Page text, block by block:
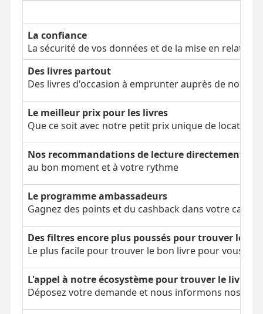
La confiance
La sécurité de vos données et de la mise en relation
Des livres partout
Des livres d'occasion à emprunter auprès de nos
Le meilleur prix pour les livres
Que ce soit avec notre petit prix unique de location
Nos recommandations de lecture directement
au bon moment et à votre rythme
Le programme ambassadeurs
Gagnez des points et du cashback dans votre
Des filtres encore plus poussés pour trouver le
Le plus facile pour trouver le bon livre pour vous
L'appel à notre écosystème pour trouver le livre
Déposez votre demande et nous informons nos